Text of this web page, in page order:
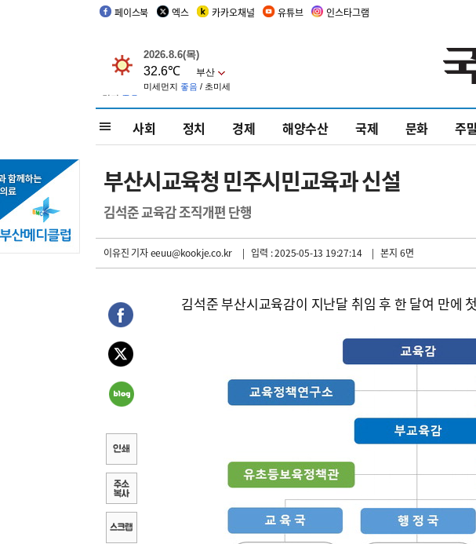
페이스북 엑스 카카오채널 유튜브 인스타그램
사회 정치 경제 해양수산 국제 문화 주
부산시교육청 민주시민교육과 신설
김석준 교육감 조직개편 단행
이유진 기자eeuu@kookje.co.kr | 입력 : 2025-05-13 19:27:14 | 본지 6면
김석준 부산시교육감이 지난달 취임 후 한 달여 만에